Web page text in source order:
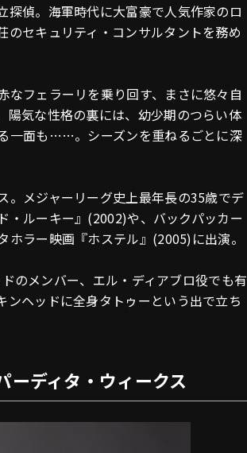
探偵。海軍時代に大富豪で人気作家のロ
のセキュリティ・コンサルタントを務め
なフェラーリを乗り回す、まさに悠々自
陽気な性格の裏には、幼少期のつらい体
一面も……。シーズンを重ねるごとに深
。メジャーリーグ史上最年長の35歳でデ
・ルーキー』(2002)や、バックパッカー
ラー映画『ホステル』(2005)に出演。
のメンバー、エル・ディアブロ役でも有
ヘッドに全身タトゥーという出で立ち
ーディタ・ウィークス